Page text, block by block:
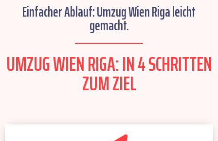
Einfacher Ablauf: Umzug Wien Riga leicht
gemacht.
UMZUG WIEN RIGA: IN 4 SCHRITTEN
ZUM ZIEL